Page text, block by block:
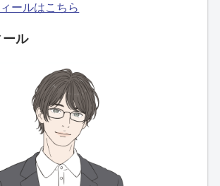
ールはこちら
ル